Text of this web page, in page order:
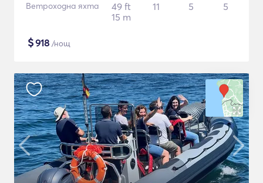
Ветроходна яхта
49 ft
15 m
11 5 5
$918 /нощ